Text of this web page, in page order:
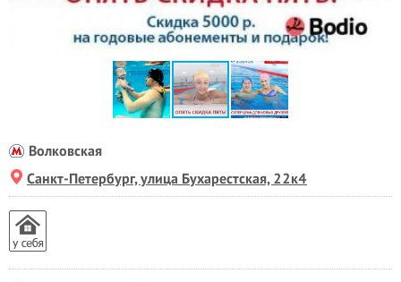
Волковская
Санкт-Петербург, улица Бухарестская, 22к4